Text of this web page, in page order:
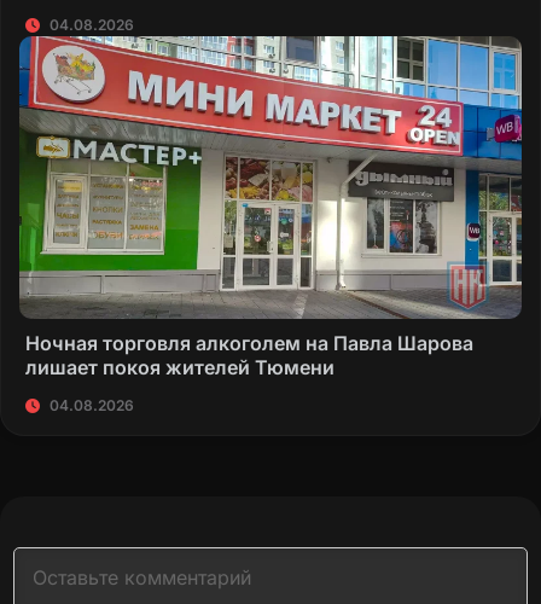
04.08.2026
Ночная торговля алкоголем на Павла Шарова
лишает покоя жителей Тюмени
04.08.2026